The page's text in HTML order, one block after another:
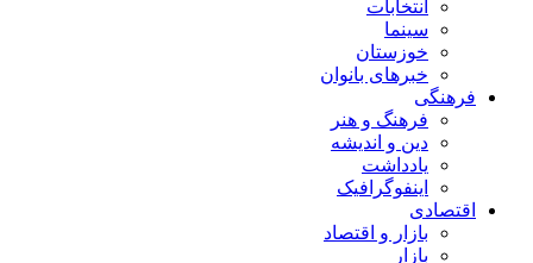
انتخابات
سینما
خوزستان
خبرهای بانوان
فرهنگی
فرهنگ و هنر
دین و اندیشه
یادداشت
اینفوگرافیک
اقتصادی
بازار و اقتصاد
بازار